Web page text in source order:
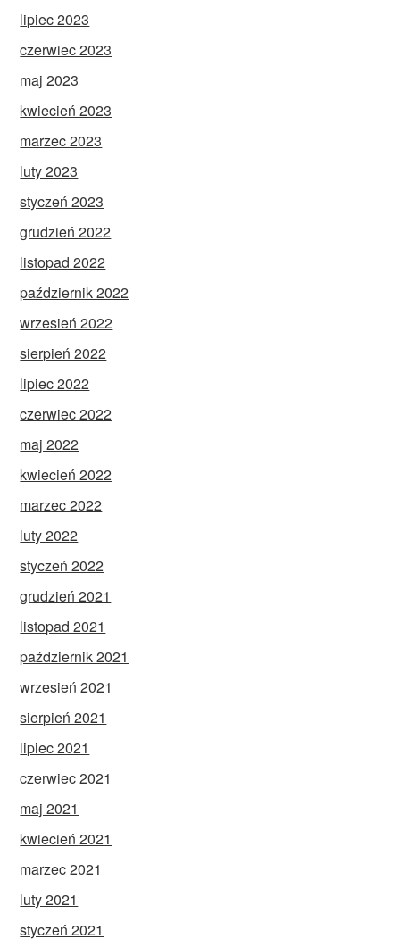
lipiec 2023
czerwiec 2023
maj 2023
kwiecień 2023
marzec 2023
luty 2023
styczeń 2023
grudzień 2022
listopad 2022
październik 2022
wrzesień 2022
sierpień 2022
lipiec 2022
czerwiec 2022
maj 2022
kwiecień 2022
marzec 2022
luty 2022
styczeń 2022
grudzień 2021
listopad 2021
październik 2021
wrzesień 2021
sierpień 2021
lipiec 2021
czerwiec 2021
maj 2021
kwiecień 2021
marzec 2021
luty 2021
styczeń 2021